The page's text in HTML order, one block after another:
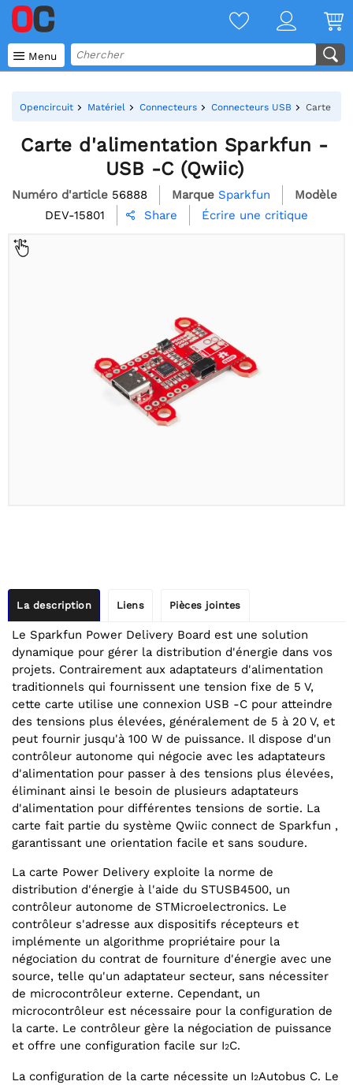
 Menu
Opencircuit Matériel Connecteurs Connecteurs USB Carte
Carte d'alimentation Sparkfun -
USB -C (Qwiic)
Numéro d'article 56888 Marque Sparkfun
Modèle
DEV-15801
 Share Écrire une critique
La description Liens Pièces jointes
Le Sparkfun Power Delivery Board est une solution
dynamique pour gérer la distribution d'énergie dans vos
projets. Contrairement aux adaptateurs d'alimentation
traditionnels qui fournissent une tension fixe de 5 V,
cette carte utilise une connexion USB -C pour atteindre
des tensions plus élevées, généralement de 5 à 20 V, et
peut fournir jusqu'à 100 W de puissance. Il dispose d'un
contrôleur autonome qui négocie avec les adaptateurs
d'alimentation pour passer à des tensions plus élevées,
éliminant ainsi le besoin de plusieurs adaptateurs
d'alimentation pour différentes tensions de sortie. La
carte fait partie du système Qwiic connect de Sparkfun ,
garantissant une orientation facile et sans soudure.
La carte Power Delivery exploite la norme de
distribution d'énergie à l'aide du STUSB4500, un
contrôleur autonome de STMicroelectronics. Le
contrôleur s'adresse aux dispositifs récepteurs et
implémente un algorithme propriétaire pour la
négociation du contrat de fourniture d'énergie avec une
source, telle qu'un adaptateur secteur, sans nécessiter
de microcontrôleur externe. Cependant, un
microcontrôleur est nécessaire pour la configuration de
la carte. Le contrôleur gère la négociation de puissance
et offre une configuration facile sur I2C.
La configuration de la carte nécessite un I2Autobus C. Le